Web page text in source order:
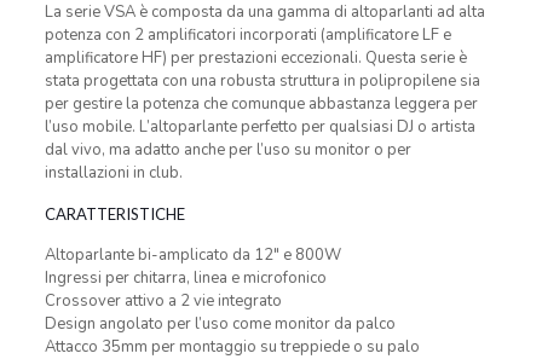
La serie VSA è composta da una gamma di altoparlanti ad alta
potenza con 2 amplificatori incorporati (amplificatore LF e
amplificatore HF) per prestazioni eccezionali. Questa serie è
stata progettata con una robusta struttura in polipropilene sia
per gestire la potenza che comunque abbastanza leggera per
l’uso mobile. L’altoparlante perfetto per qualsiasi DJ o artista
dal vivo, ma adatto anche per l’uso su monitor o per
installazioni in club.
CARATTERISTICHE
Altoparlante bi-amplicato da 12″ e 800W
Ingressi per chitarra, linea e microfonico
Crossover attivo a 2 vie integrato
Design angolato per l’uso come monitor da palco
Attacco 35mm per montaggio su treppiede o su palo